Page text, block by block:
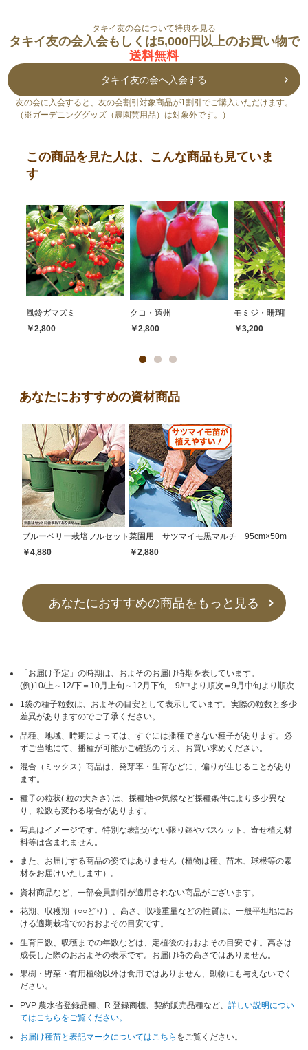
タキイ友の会について特典を見る
タキイ友の会入会もしくは5,000円以上のお買い物で
送料無料
タキイ友の会へ入会する
友の会に入会すると、友の会割引対象商品が1割引でご購入いただけます。
（※ガーデニンググッズ（農園芸用品）は対象外です。）
この商品を見た人は、こんな商品も見ていま
す
風鈴ガマズミ
￥2,800
クコ・遠州
￥2,800
モミジ・珊瑚閣
￥3,200
あなたにおすすめの資材商品
ブルーベリー栽培フルセット
￥4,880
菜園用 サツマイモ黒マルチ 95cm×50m
￥2,880
あなたにおすすめの商品をもっと見る
「お届け予定」の時期は、およそのお届け時期を表しています。
(例)10/上～12/下＝10月上旬～12月下旬 9/中より順次＝9月中旬より順次
1袋の種子粒数は、およその目安として表示しています。実際の粒数と多少
差異がありますのでご了承ください。
品種、地域、時期によっては、すぐには播種できない種子があります。必
ずご当地にて、播種が可能かご確認のうえ、お買い求めください。
混合（ミックス）商品は、発芽率・生育などに、偏りが生じることがあり
ます。
種子の粒状( 粒の大きさ) は、採種地や気候など採種条件により多少異な
り、粒数も変わる場合があります。
写真はイメージです。特別な表記がない限り鉢やバスケット、寄せ植え材
料等は含まれません。
また、お届けする商品の姿ではありません（植物は種、苗木、球根等の素
材をお届けいたします）。
資材商品など、一部会員割引が適用されない商品がございます。
花期、収穫期（○○どり）、高さ、収穫重量などの性質は、一般平坦地にお
ける適期栽培でのおおよその目安です。
生育日数、収穫までの年数などは、定植後のおおよその目安です。高さは
成長した際のおおよその表示です。お届け時の高さではありません。
果樹・野菜・有用植物以外は食用ではありません、動物にも与えないでく
ださい。
PVP 農水省登録品種、R 登録商標、契約販売品種など、詳しい説明につい
てはこちらをご覧ください。
お届け種苗と表記マークについてはこちら をご覧ください。